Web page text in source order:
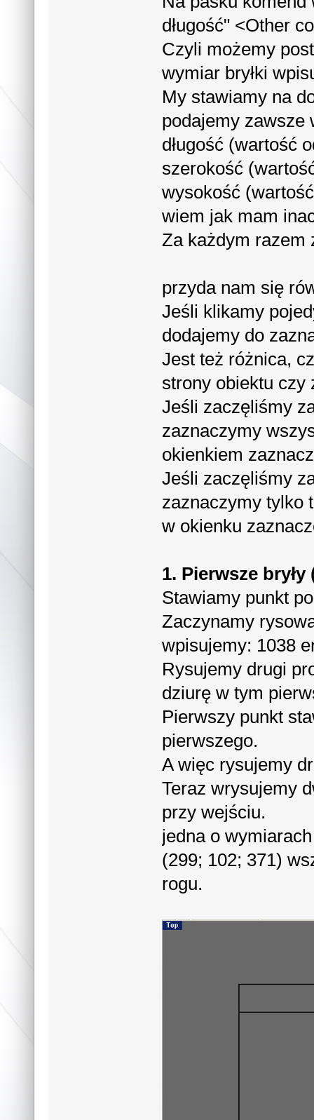
długość" <Other
Czyli możemy
wymiar bryłki
My stawiamy na
podajemy zawsze
długość (wartość
szerokość
wysokość
wiem jak mam
Za każdym razem
przyda nam się
Jeśli klikamy
dodajemy do
Jest też różnica,
strony obiektu czy
Jeśli zaczęliśmy
zaznaczymy
okienkiem
Jeśli zaczęliśmy
zaznaczymy tylko
w okienku
1. Pierwsze
Stawiamy punkt
Zaczynamy
wpisujemy: 1038
Rysujemy drugi
dziurę w tym
Pierwszy punkt
pierwszego.
A więc rysujemy
Teraz wrysujemy
przy wejściu.
jedna o
(299; 102; 371)
rogu.